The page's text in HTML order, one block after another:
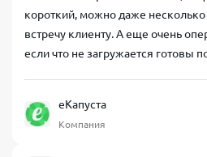
короткий, можно даже несколько
встречу клиенту. А еще очень
если что не загружается готовы
еКапуста
Компания